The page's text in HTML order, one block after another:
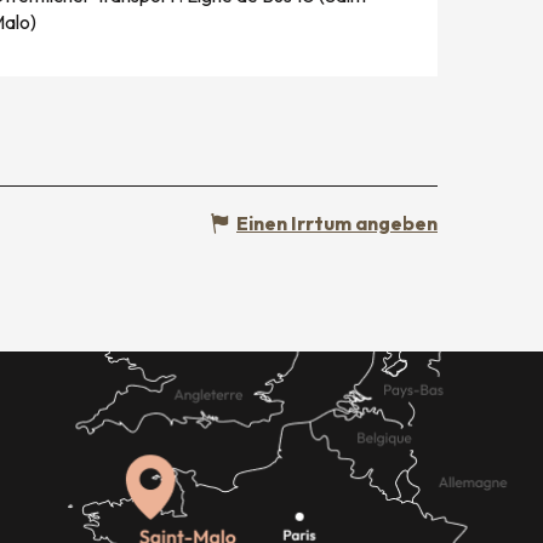
Einen Irrtum angeben